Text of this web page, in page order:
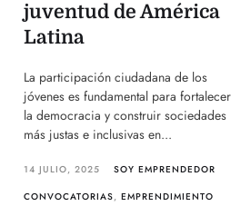
juventud de América
Latina
La participación ciudadana de los
jóvenes es fundamental para fortalecer
la democracia y construir sociedades
más justas e inclusivas en...
14 JULIO, 2025
SOY EMPRENDEDOR
CONVOCATORIAS,EMPRENDIMIENTO